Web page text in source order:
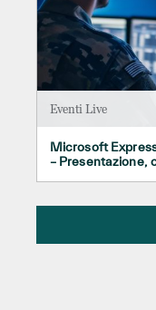
Eventi Live
Microsoft
– Presentazione,